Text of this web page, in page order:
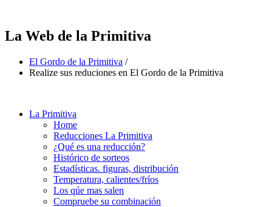
La Web de la Primitiva
El Gordo de la Primitiva /
Realize sus reduciones en El Gordo de la Primitiva
La Primitiva
Home
Reducciones La Primitiva
¿Qué es una reducción?
Histórico de sorteos
Estadísticas. figuras, distribución
Temperatura, calientes/fríos
Los qúe mas salen
Compruebe su combinación